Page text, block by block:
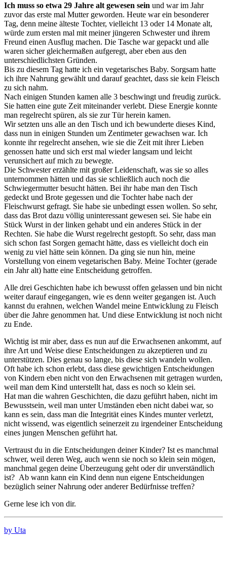
Ich muss so etwa 29 Jahre alt gewesen sein und war im Jahr
zuvor das erste mal Mutter geworden. Heute war ein besonderer
Tag, denn meine älteste Tochter, vielleicht 13 oder 14 Monate alt,
würde zum ersten mal mit meiner jüngeren Schwester und ihrem
Freund einen Ausflug machen. Die Tasche war gepackt und alle
waren sicher gleichermaßen aufgeregt, aber eben aus den
unterschiedlichsten Gründen.
Bis zu diesem Tag hatte ich ein vegetarisches Baby. Sorgsam hatte
ich ihre Nahrung gewählt und darauf geachtet, dass sie kein Fleisch
zu sich nahm.
Nach einigen Stunden kamen alle 3 beschwingt und freudig zurück.
Sie hatten eine gute Zeit miteinander verlebt. Diese Energie konnte
man regelrecht spüren, als sie zur Tür herein kamen.
Wir setzten uns alle an den Tisch und ich bewunderte dieses Kind,
dass nun in einigen Stunden um Zentimeter gewachsen war. Ich
konnte ihr regelrecht ansehen, wie sie die Zeit mit ihrer Lieben
genossen hatte und sich erst mal wieder langsam und leicht
verunsichert auf mich zu bewegte.
Die Schwester erzählte mit großer Leidenschaft, was sie so alles
unternommen hätten und das sie schließlich auch noch die
Schwiegermutter besucht hätten. Bei ihr habe man den Tisch
gedeckt und Brote gegessen und die Tochter habe nach der
Fleischwurst gefragt. Sie habe sie unbedingt essen wollen. So sehr,
dass das Brot dazu völlig uninteressant gewesen sei. Sie habe ein
Stück Wurst in der linken gehabt und ein anderes Stück in der
Rechten. Sie habe die Wurst regelrecht gestopft. So sehr, dass man
sich schon fast Sorgen gemacht hätte, dass es vielleicht doch ein
wenig zu viel hätte sein können. Da ging sie nun hin, meine
Vorstellung von einem vegetarischen Baby. Meine Tochter (gerade
ein Jahr alt) hatte eine Entscheidung getroffen.
Alle drei Geschichten habe ich bewusst offen gelassen und bin nicht
weiter darauf eingegangen, wie es denn weiter gegangen ist. Auch
kannst du erahnen, welchen Wandel meine Entwicklung zu Fleisch
über die Jahre genommen hat. Und diese Entwicklung ist noch nicht
zu Ende.
Wichtig ist mir aber, dass es nun auf die Erwachsenen ankommt, auf
ihre Art und Weise diese Entscheidungen zu akzeptieren und zu
unterstützen. Dies genau so lange, bis diese sich wandeln wollen.
Oft habe ich schon erlebt, dass diese gewichtigen Entscheidungen
von Kindern eben nicht von den Erwachsenen mit getragen wurden,
weil man dem Kind unterstellt hat, dass es noch so klein sei.
Hat man die wahren Geschichten, die dazu geführt haben, nicht im
Bewusstsein, weil man unter Umständen eben nicht dabei war, so
kann es sein, dass man die Integrität eines Kindes munter verletzt,
nicht wissend, was eigentlich seinerzeit zu irgendeiner Entscheidung
eines jungen Menschen geführt hat.
Vertraust du in die Entscheidungen deiner Kinder? Ist es manchmal
schwer, weil deren Weg, auch wenn sie noch so klein sein mögen,
manchmal gegen deine Überzeugung geht oder dir unverständlich
ist? Ab wann kann ein Kind denn nun eigene Entscheidungen
bezüglich seiner Nahrung oder anderer Bedürfnisse treffen?
Gerne lese ich von dir.
by Uta